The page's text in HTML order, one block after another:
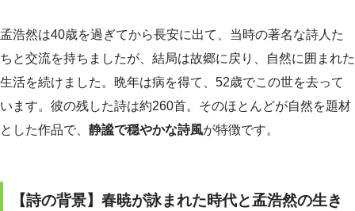
孟浩然は40歳を過ぎてから長安に出て、当時の著名な詩人た
ちと交流を持ちましたが、結局は故郷に戻り、自然に囲まれた
生活を続けました。晩年は病を得て、52歳でこの世を去って
います。彼の残した詩は約260首。そのほとんどが自然を題材
とした作品で、 静謐で穏やかな詩風が特徴です。
【詩の背景】春暁が詠まれた時代と孟浩然の生き